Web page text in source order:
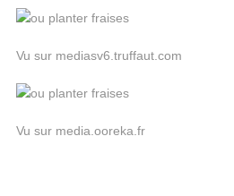
Vu sur mediasv6.truffaut.com
Vu sur media.ooreka.fr